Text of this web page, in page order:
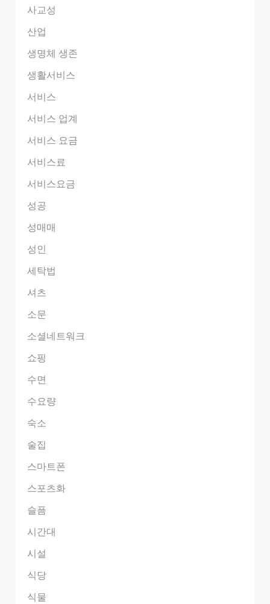
사교성
산업
생명체 생존
생활서비스
서비스
서비스 업계
서비스 요금
서비스료
서비스요금
성공
성매매
성인
세탁법
셔츠
소문
소셜네트워크
쇼핑
수면
수요량
숙소
술집
스마트폰
스포츠화
슬픔
시간대
시설
식당
식물